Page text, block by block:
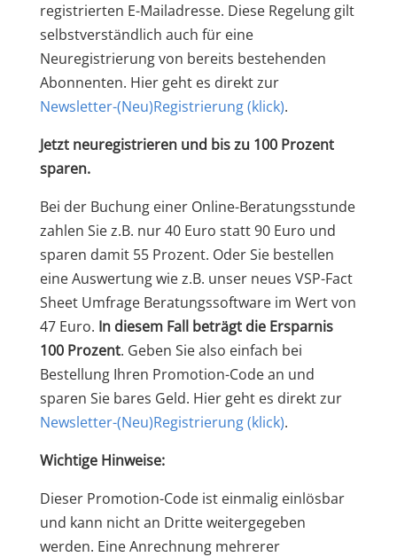
registrierten E-Mailadresse. Diese Regelung gilt
selbstverständlich auch für eine
Neuregistrierung von bereits bestehenden
Abonnenten. Hier geht es direkt zur
Newsletter-(Neu)Registrierung(klick).
Jetzt neuregistrieren und bis zu 100 Prozent
sparen.
Bei der Buchung einer Online-Beratungsstunde
zahlen Sie z.B. nur 40 Euro statt 90 Euro und
sparen damit 55 Prozent. Oder Sie bestellen
eine Auswertung wie z.B. unser neues VSP-Fact
Sheet Umfrage Beratungssoftware im Wert von
47 Euro. In diesem Fall beträgt die Ersparnis
100 Prozent. Geben Sie also einfach bei
Bestellung Ihren Promotion-Code an und
sparen Sie bares Geld. Hier geht es direkt zur
Newsletter-(Neu)Registrierung(klick).
Wichtige Hinweise:
Dieser Promotion-Code ist einmalig einlösbar
und kann nicht an Dritte weitergegeben
werden. Eine Anrechnung mehrerer